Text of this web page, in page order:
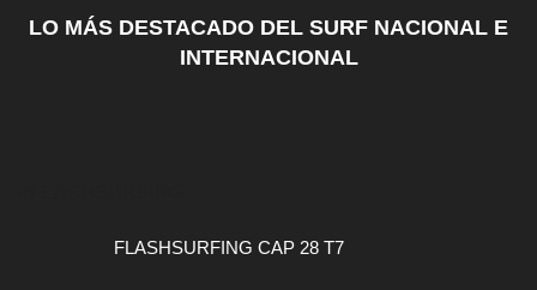
LO MÁS DESTACADO DEL SURF NACIONAL E
INTERNACIONAL
FLASHSURFING CAP 28 T7